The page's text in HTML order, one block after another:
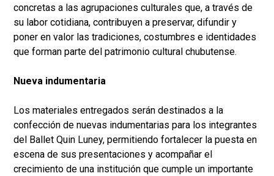
concretas a las agrupaciones culturales que, a través de
su labor cotidiana, contribuyen a preservar, difundir y
poner en valor las tradiciones, costumbres e identidades
que forman parte del patrimonio cultural chubutense.
Nueva indumentaria
Los materiales entregados serán destinados a la
confección de nuevas indumentarias para los integrantes
del Ballet Quin Luney, permitiendo fortalecer la puesta en
escena de sus presentaciones y acompañar el
crecimiento de una institución que cumple un importante